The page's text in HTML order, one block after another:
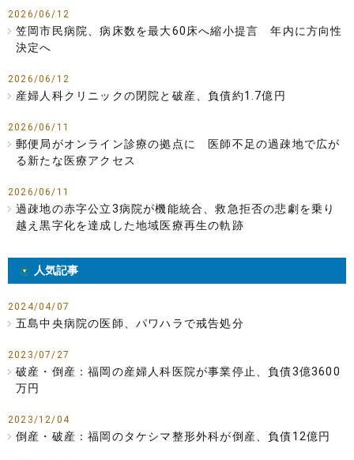
2026/06/12
笠岡市民病院、病床数を最大60床へ縮小提言 年内に方向性
決定へ
2026/06/12
産婦人科クリニックの閉院と破産、負債約1.7億円
2026/06/11
郵便局がオンライン診療の拠点に 医師不足の過疎地で広が
る新たな医療アクセス
2026/06/11
過疎地の赤字公立3病院が機能統合、救急拒否の悲劇を乗り
越え黒字化を達成した地域医療再生の軌跡
人気記事
2024/04/07
五島中央病院の医師、パワハラで戒告処分
2023/07/27
破産・倒産：福岡の産婦人科医院が事業停止、負債3億3600
万円
2023/12/04
倒産・破産：福岡のタケシマ整形外科が倒産、負債12億円